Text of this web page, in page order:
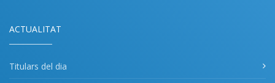
ACTUALITAT
Titulars del dia